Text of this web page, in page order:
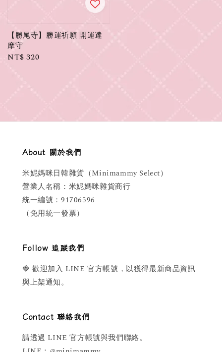
【勝尾寺】勝運祈願 開運達
摩守
Regular
NT$ 320
About 關於我們
米妮媽咪日韓雜貨（Minimammy Select）
營業人名稱：米妮媽咪雜貨商行
統一編號：91706596
（免用統一發票）
Follow 追蹤我們
🍓 歡迎加入 LINE 官方帳號，以獲得最新商品資訊
與上架通知。
Contact 聯絡我們
請透過 LINE 官方帳號與我們聯絡。